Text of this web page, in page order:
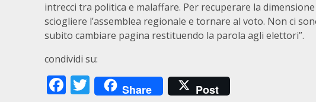
intrecci tra politica e malaffare. Per recuperare la
sciogliere l’assemblea regionale e tornare al voto. Non ci
subito cambiare pagina restituendo la parola agli elettori”.
condividi su:
Facebook
Twitter
Share Post